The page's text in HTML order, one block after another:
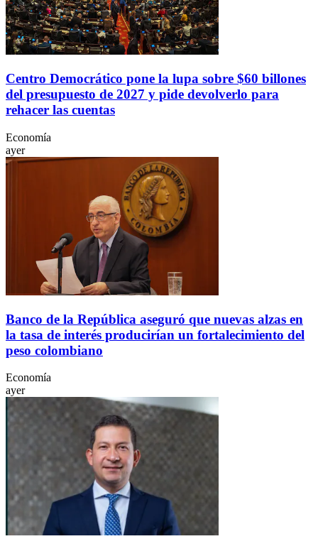
Centro Democrático pone la lupa sobre $60 billones
del presupuesto de 2027 y pide devolverlo para
rehacer las cuentas
Economía
ayer
Banco de la República aseguró que nuevas alzas en
la tasa de interés producirían un fortalecimiento del
peso colombiano
Economía
ayer